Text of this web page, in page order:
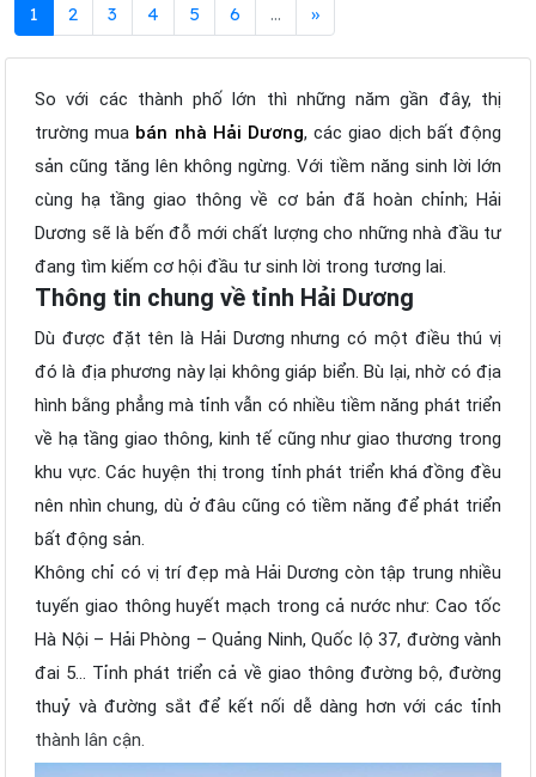
1 2 3 4 5 6 ... »
So với các thành phố lớn thì những năm gần đây, thị
trường mua bán nhà Hải Dương, các giao dịch bất động
sản cũng tăng lên không ngừng. Với tiềm năng sinh lời lớn
cùng hạ tầng giao thông về cơ bản đã hoàn chỉnh; Hải
Dương sẽ là bến đỗ mới chất lượng cho những nhà đầu tư
đang tìm kiếm cơ hội đầu tư sinh lời trong tương lai.
Thông tin chung về tỉnh Hải Dương
Dù được đặt tên là Hải Dương nhưng có một điều thú vị
đó là địa phương này lại không giáp biển. Bù lại, nhờ có địa
hình bằng phẳng mà tỉnh vẫn có nhiều tiềm năng phát triển
về hạ tầng giao thông, kinh tế cũng như giao thương trong
khu vực. Các huyện thị trong tỉnh phát triển khá đồng đều
nên nhìn chung, dù ở đâu cũng có tiềm năng để phát triển
bất động sản.
Không chỉ có vị trí đẹp mà Hải Dương còn tập trung nhiều
tuyến giao thông huyết mạch trong cả nước như: Cao tốc
Hà Nội – Hải Phòng – Quảng Ninh, Quốc lộ 37, đường vành
đai 5… Tỉnh phát triển cả về giao thông đường bộ, đường
thuỷ và đường sắt để kết nối dễ dàng hơn với các tỉnh
thành lân cận.